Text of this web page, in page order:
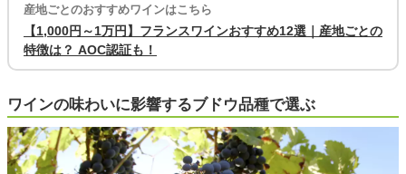
産地ごとのおすすめワインはこちら
【1,000円～1万円】フランスワインおすすめ12選｜産地ごとの
特徴は？ AOC認証も！
ワインの味わいに影響するブドウ品種で選ぶ